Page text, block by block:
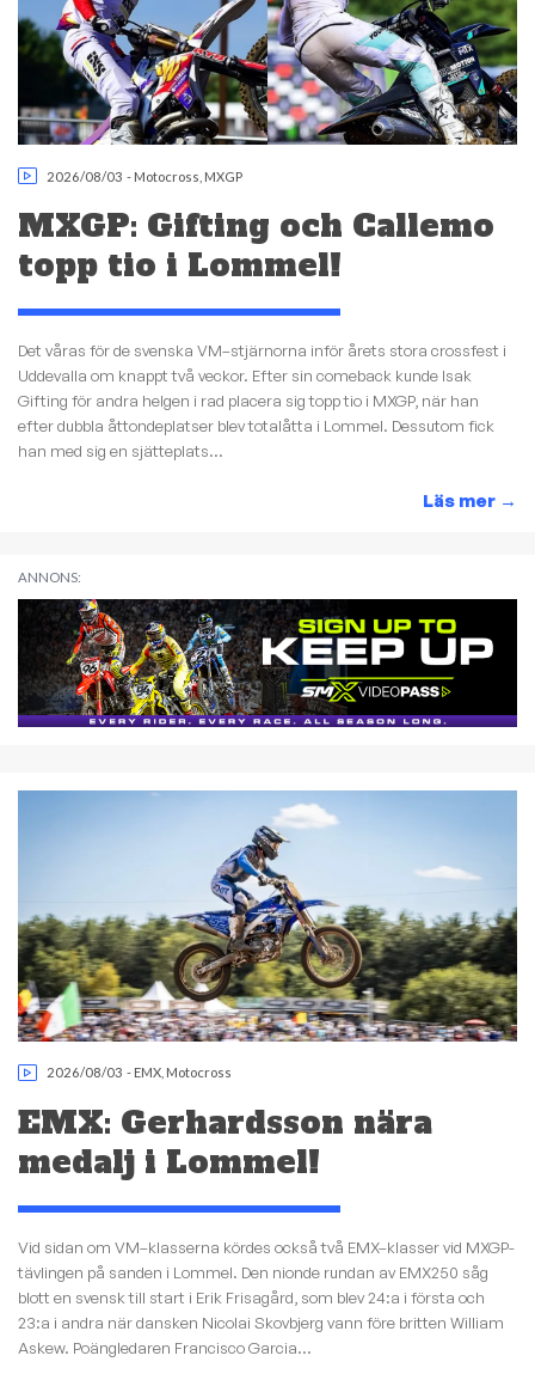
2026/08/03 - Motocross MXGP
MXGP: Gifting och Callemo
topp tio i Lommel!
Det våras för de svenska VM–stjärnorna inför årets stora crossfest i
Uddevalla om knappt två veckor. Efter sin comeback kunde Isak
Gifting för andra helgen i rad placera sig topp tio i MXGP, när han
efter dubbla åttondeplatser blev totalåtta i Lommel. Dessutom fick
han med sig en sjätteplats...
Läs mer →
ANNONS:
2026/08/03 - EMX Motocross
EMX: Gerhardsson nära
medalj i Lommel!
Vid sidan om VM–klasserna kördes också två EMX–klasser vid MXGP-
tävlingen på sanden i Lommel. Den nionde rundan av EMX250 såg
blott en svensk till start i Erik Frisagård, som blev 24:a i första och
23:a i andra när dansken Nicolai Skovbjerg vann före britten William
Askew. Poängledaren Francisco Garcia...